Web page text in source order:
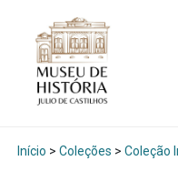
Início > Coleções > Coleção